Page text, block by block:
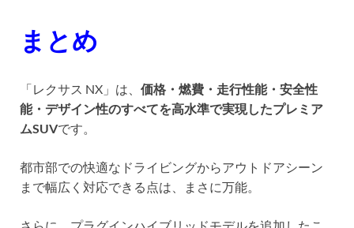
まとめ
「レクサス NX」は、 価格・燃費・走行性能・安全性
能・デザイン性のすべてを高水準で実現したプレミア
ムSUVです。
都市部での快適なドライビングからアウトドアシーン
まで幅広く対応できる点は、まさに万能。